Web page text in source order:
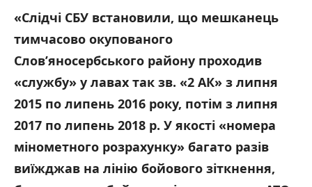
«Слідчі СБУ встановили, що мешканець
тимчасово окупованого
Слов’яносербського району проходив
«службу» у лавах так зв. «2 АК» з липня
2015 по липень 2016 року, потім з липня
2017 по липень 2018 р. У якості «номера
мінометного розрахунку» багато разів
виїжджав на лінію бойового зіткнення,